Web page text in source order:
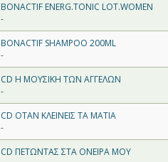
BONACTIF ENERG.TONIC LOT.WOMEN
-
BONACTIF SHAMPOO 200ML
-
CD Η ΜΟΥΣΙΚΗ ΤΩΝ ΑΓΓΕΛΩΝ
-
CD ΟΤΑΝ ΚΛΕΙΝΕΙΣ ΤΑ ΜΑΤΙΑ
-
CD ΠΕΤΩΝΤΑΣ ΣΤΑ ΟΝΕΙΡΑ ΜΟΥ